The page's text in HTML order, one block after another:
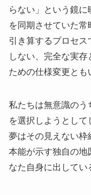
らない」という鏡
を同期させていた
引き算するプロセス
しない、完全な実
ための仕様変更とも
私たちは無意識の
を選択しようとし
夢はその見えない
本能が示す独自の地
なた自身に出してい